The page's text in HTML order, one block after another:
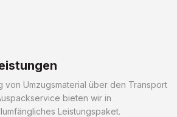
von Umzugsmaterial über den Transport
bieten wir in
Leistungspaket.